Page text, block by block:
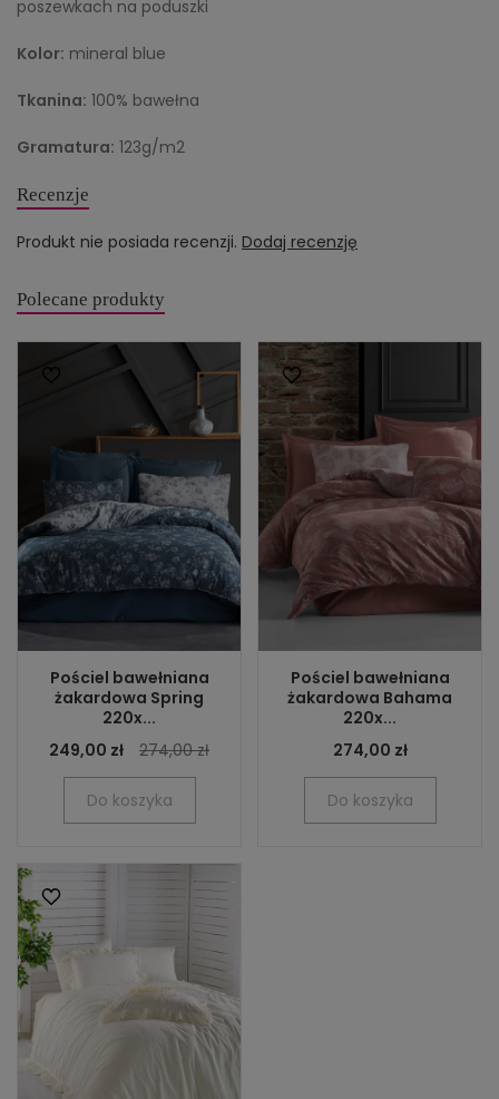
poszewkach na poduszki
Kolor: mineral blue
Tkanina: 100% bawełna
Gramatura: 123g/m2
Recenzje
Produkt nie posiada recenzji. Dodaj recenzję
Polecane produkty
Pościel bawełniana
żakardowa Spring
220x...
249,00 zł
274,00 zł
Do koszyka
Pościel bawełniana
żakardowa Bahama
220x...
274,00 zł
Do koszyka